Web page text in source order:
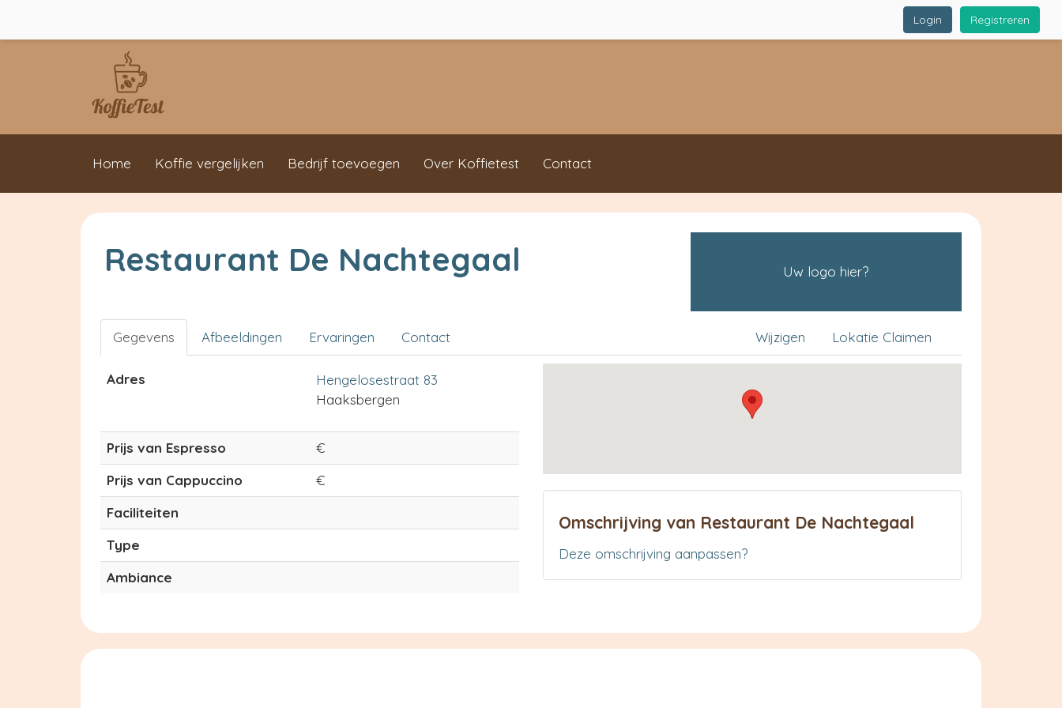
Registreren
Login
Home Koffie vergelijken Bedrijf toevoegen Over Koffietest Contact
Restaurant De Nachtegaal Uw logo hier?
Gegevens Afbeeldingen Ervaringen Contact Lokatie Claimen
Wijzigen
Adres
Hengelosestraat 83
Haaksbergen
Prijs van Espresso
€
Prijs van Cappuccino
€
Faciliteiten
Type
Ambiance
Omschrijving van Restaurant De Nachtegaal
Deze omschrijving aanpassen?